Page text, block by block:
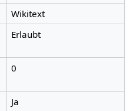
Wikitext
Erlaubt
0
Ja